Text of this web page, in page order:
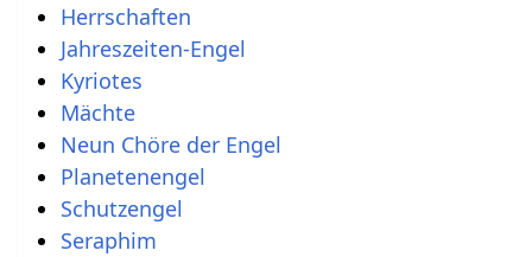
Herrschaften
Jahreszeiten-Engel
Kyriotes
Mächte
Neun Chöre der Engel
Planetenengel
Schutzengel
Seraphim